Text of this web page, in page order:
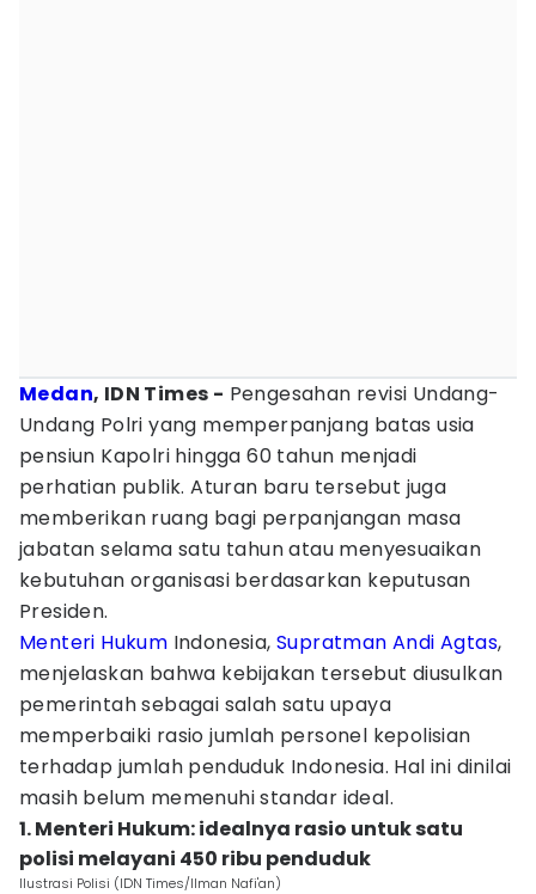
Medan, IDN Times - Pengesahan revisi Undang-
Undang Polri yang memperpanjang batas usia
pensiun Kapolri hingga 60 tahun menjadi
perhatian publik. Aturan baru tersebut juga
memberikan ruang bagi perpanjangan masa
jabatan selama satu tahun atau menyesuaikan
kebutuhan organisasi berdasarkan keputusan
Presiden.
Menteri Hukum Indonesia,Supratman Andi Agtas,
menjelaskan bahwa kebijakan tersebut diusulkan
pemerintah sebagai salah satu upaya
memperbaiki rasio jumlah personel kepolisian
terhadap jumlah penduduk Indonesia. Hal ini dinilai
masih belum memenuhi standar ideal.
1. Menteri Hukum: idealnya rasio untuk satu
polisi melayani 450 ribu penduduk
Ilustrasi Polisi (IDN Times/Ilman Nafi'an)